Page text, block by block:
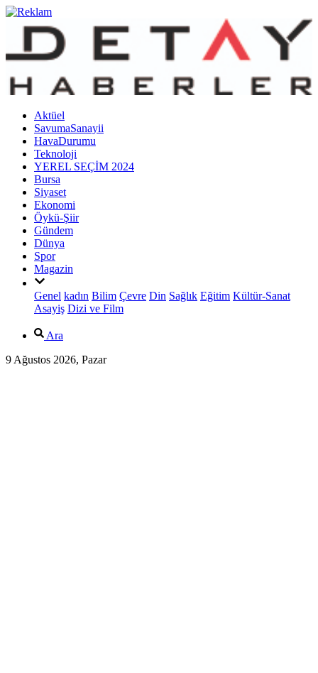
Aktüel
SavumaSanayii
HavaDurumu
Teknoloji
YEREL SEÇİM 2024
Bursa
Siyaset
Ekonomi
Öykü-Şiir
Gündem
Dünya
Spor
Magazin
Genel kadın Bilim Çevre Din Sağlık Eğitim Kültür-Sanat
Asayiş Dizi ve Film
Ara
9 Ağustos 2026, Pazar